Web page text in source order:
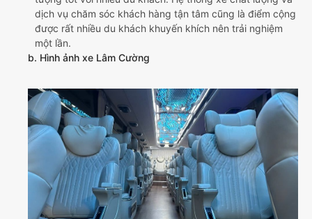
dịch vụ chăm sóc khách hàng tận tâm cũng là điểm cộng
được rất nhiều du khách khuyến khích nên trải nghiệm
một lần.
b. Hình ảnh xe Lâm Cường